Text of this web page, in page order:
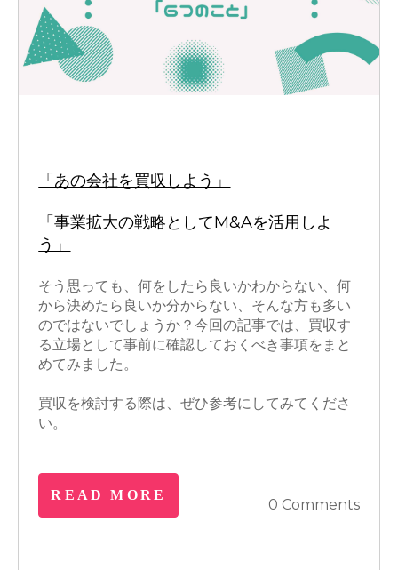
「あの会社を買収しよう」
「事業拡大の戦略としてM&Aを活用しよ
う」
そう思っても、何をしたら良いかわからない、何
から決めたら良いか分からない、そんな方も多い
のではないでしょうか？今回の記事では、買収す
る立場として事前に確認しておくべき事項をまと
めてみました。
買収を検討する際は、ぜひ参考にしてみてくださ
い。
READ MORE
0 Comments